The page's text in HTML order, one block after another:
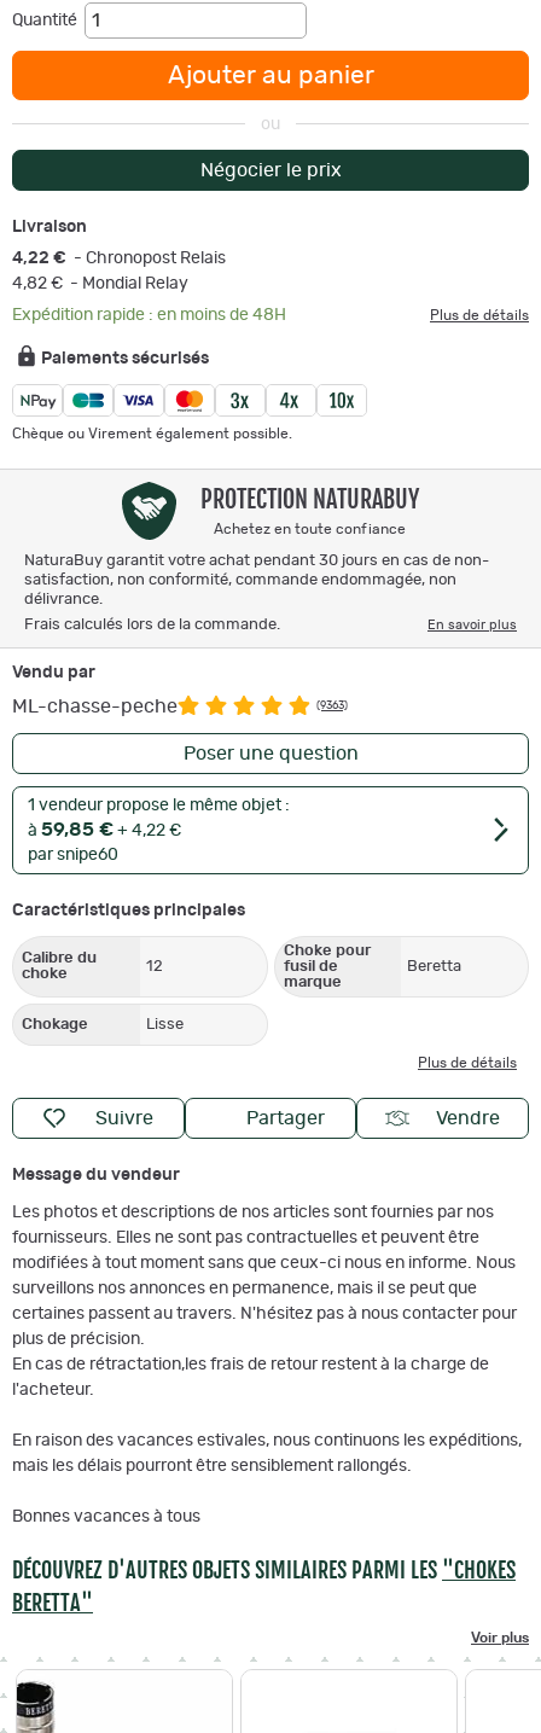
Quantité
Ajouter au panier
ou
Négocier le prix
Livraison
4,22 € - Chronopost Relais
4,82 € - Mondial Relay
Expédition rapide : en moins de 48H
Plus de détails
Paiements sécurisés
Chèque ou Virement également possible.
PROTECTION NATURABUY
Achetez en toute confiance
NaturaBuy garantit votre achat pendant 30 jours en cas de non-
satisfaction, non conformité, commande endommagée, non
délivrance.
Frais calculés lors de la commande.
En savoir plus
Vendu par
ML-chasse-peche (9363)
Poser une question
1 vendeur propose le même objet :
à 59,85 € + 4,22 €
par snipe60
Caractéristiques principales
Calibre du
choke
12
Choke pour
fusil de
marque
Beretta
Chokage Lisse
Plus de détails
Suivre Partager Vendre
Message du vendeur
Les photos et descriptions de nos articles sont fournies par nos
fournisseurs. Elles ne sont pas contractuelles et peuvent être
modifiées à tout moment sans que ceux-ci nous en informe. Nous
surveillons nos annonces en permanence, mais il se peut que
certaines passent au travers. N'hésitez pas à nous contacter pour
plus de précision.
En cas de rétractation,les frais de retour restent à la charge de
l'acheteur.
En raison des vacances estivales, nous continuons les expéditions,
mais les délais pourront être sensiblement rallongés.
Bonnes vacances à tous
DÉCOUVREZ D'AUTRES OBJETS SIMILAIRES PARMI LES "CHOKES
BERETTA"
Voir plus